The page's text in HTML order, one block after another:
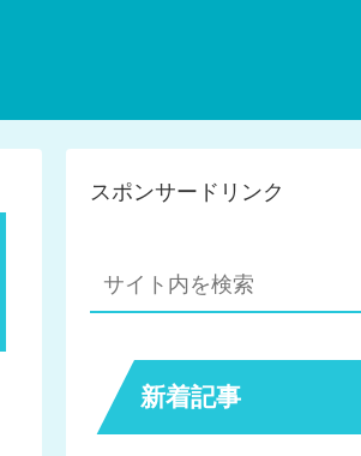
スポンサードリンク
新着記事